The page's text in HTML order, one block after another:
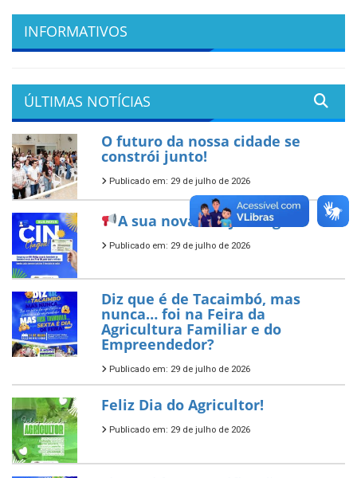
INFORMATIVOS
ÚLTIMAS NOTÍCIAS
O futuro da nossa cidade se
constrói junto!
Publicado em: 29 de julho de 2026
A sua nova CIN já chegou!
Publicado em: 29 de julho de 2026
Diz que é de Tacaimbó, mas
nunca… foi na Feira da
Agricultura Familiar e do
Empreendedor?
Publicado em: 29 de julho de 2026
Feliz Dia do Agricultor!
Publicado em: 29 de julho de 2026